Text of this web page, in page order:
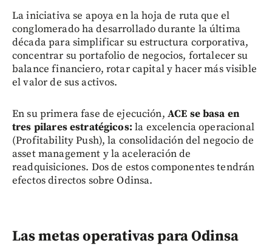
La iniciativa se apoya en la hoja de ruta que el
conglomerado ha desarrollado durante la última
década para simplificar su estructura corporativa,
concentrar su portafolio de negocios, fortalecer su
balance financiero, rotar capital y hacer más visible
el valor de sus activos.
En su primera fase de ejecución, ACE se basa en
tres pilares estratégicos: la excelencia operacional
(Profitability Push), la consolidación del negocio de
asset management y la aceleración de
readquisiciones. Dos de estos componentes tendrán
efectos directos sobre Odinsa.
Las metas operativas para Odinsa